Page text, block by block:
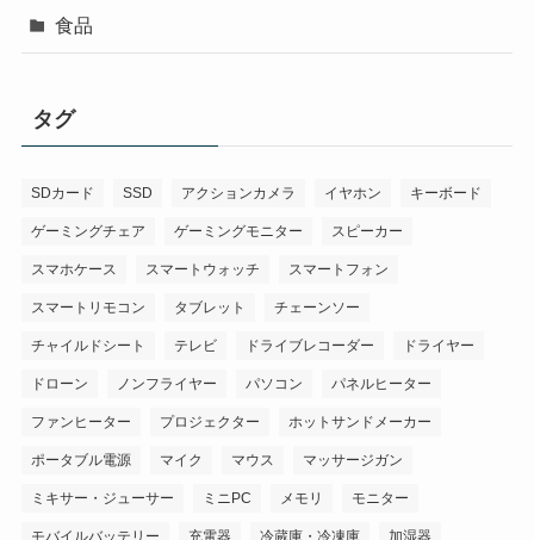
食品
タグ
SDカード SSD アクションカメラ イヤホン キーボード
ゲーミングチェア ゲーミングモニター スピーカー
スマホケース スマートウォッチ スマートフォン
スマートリモコン タブレット チェーンソー
チャイルドシート テレビ ドライブレコーダー ドライヤー
ドローン ノンフライヤー パソコン パネルヒーター
ファンヒーター プロジェクター ホットサンドメーカー
ポータブル電源 マイク マウス マッサージガン
ミキサー・ジューサー ミニPC メモリ モニター